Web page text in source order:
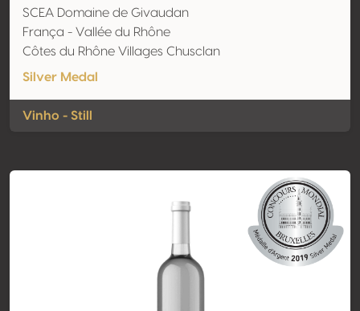
SCEA Domaine de Givaudan
França - Vallée du Rhône
Côtes du Rhône Villages Chusclan
Silver Medal
Vinho - Still